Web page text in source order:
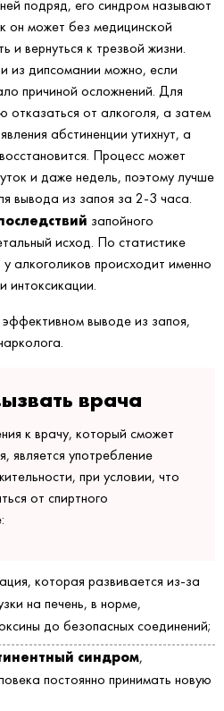
подряд, его синдром называют
он может без медицинской
и вернуться к трезвой жизни.
из дипсомании можно, если
причиной осложнений. Для
отказаться от алкоголя, а затем
абстиненции утихнут, а
Процесс может
и даже недель, поэтому лучше
вывода из запоя за 2-3 часа.
запойного
исход. По статистике
алкоголиков происходит именно
интоксикации.
выводе из запоя,
врача
к врачу, который сможет
является употребление
при условии, что
от спиртного
которая развивается из-за
на печень, в норме,
до безопасных соединений;
синдром,
постоянно принимать новую